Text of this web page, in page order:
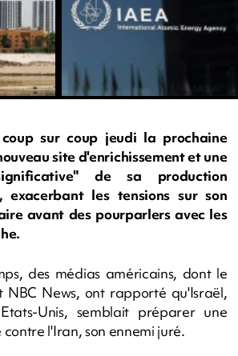
sur coup jeudi la prochaine
site d'enrichissement et une
de sa production
exacerbant les tensions sur son
avant des pourparlers avec les
des médias américains, dont le
NBC News, ont rapporté qu'Israël,
Unis, semblait préparer une
l'Iran, son ennemi juré.